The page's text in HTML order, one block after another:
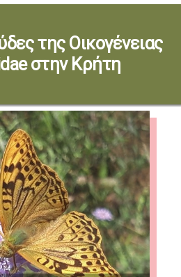
της Οικογένειας
στην Κρήτη